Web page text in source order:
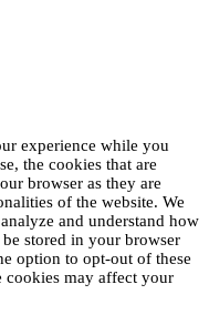
experience while you
the cookies that are
browser as they are
of the website. We
and understand how
stored in your browser
option to opt-out of these
cookies may affect your